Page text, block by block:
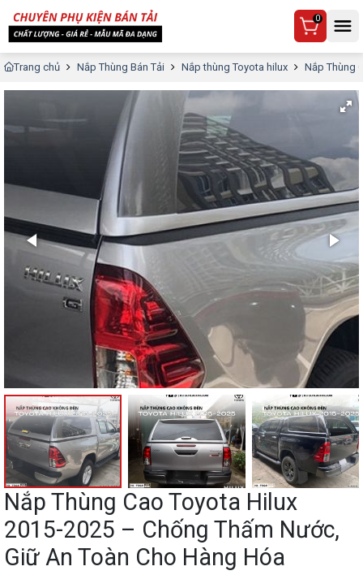
0
Trang chủ Nắp Thùng Bán Tải Nắp thùng Toyota hilux Nắp Thùng
Nắp Thùng Cao Toyota Hilux
2015-2025 – Chống Thấm Nước,
Giữ An Toàn Cho Hàng Hóa